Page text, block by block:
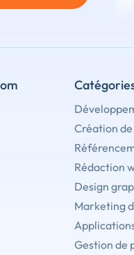
Création
Rédaction
Design
Marketing
Gestion de